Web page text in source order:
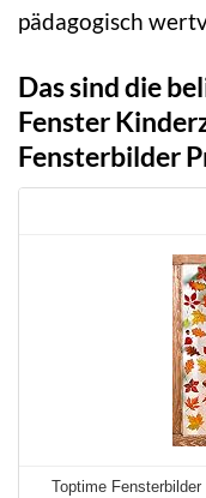
pädagogisch
Das sind die
Fenster
Fensterbilder
Toptime